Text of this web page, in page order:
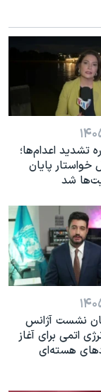
تشدید اعدام‌ها؛
خواستار پایان
شد
نشست آژانس
اتمی برای آغاز
هسته‌ای